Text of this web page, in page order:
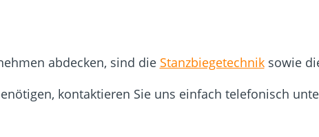
abdecken, sind die Stanzbiegetechniksowie
kontaktieren Sie uns einfach telefonisch